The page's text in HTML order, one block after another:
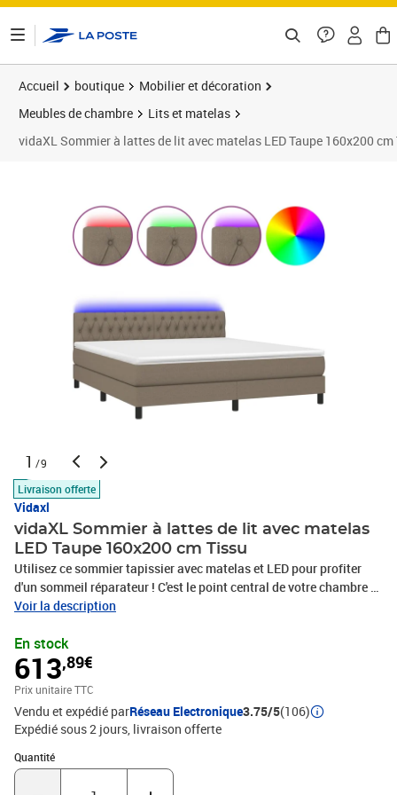
Accueil boutique
Mobilier et décoration
Meubles de chambre
Lits et matelas
vidaXL Sommier à lattes de lit avec matelas LED Taupe 160x200 cm
1 /9
Livraison offerte
Vidaxl
vidaXL Sommier à lattes de lit avec matelas
LED Taupe 160x200 cm Tissu
Utilisez ce sommier tapissier avec matelas et LED pour profiter
d'un sommeil réparateur ! C'est le point central de votre chambre à
coucher. Tissu durable : le tissu présente un aspect simple et
est réglable en hauteur selon vos préférences. La tête de lit vous
offre un excellent soutien du dos lorsque vous êtes assis dans
votre lit pour lire ou regarder la télévision.Bande LED colorée :
apportez de l'éclairage dans l'obscurité avec des lumières LED
colorées !Matelas à ressorts ensachés : le ressort ensaché
individuel intégré est connu pour sa très haute qualité tout en
assurant un haut niveau de durabilité et d'adaptabilité. Il peut
absorber efficacement le bruit et les chocs causés par les sauts et
Voir la description
En stock
613,89€
Prix unitaire TTC
Vendu et expédié parRéseau Electronique3.75/5(106)
Expédié sous 2 jours livraison offerte
Quantité
Quantité : 1